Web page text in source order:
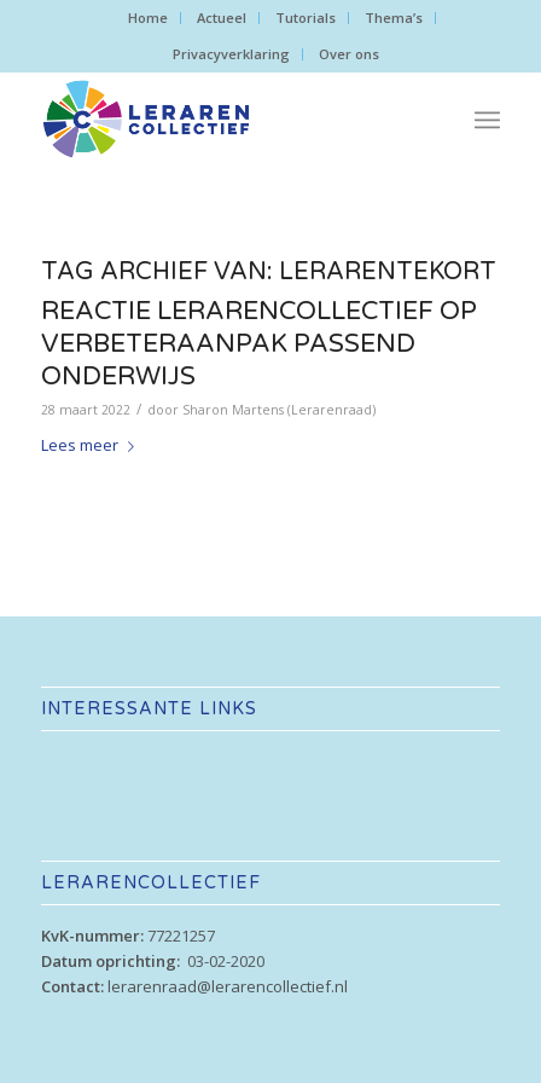
Home Actueel Tutorials
Thema’s
Privacyverklaring
Over ons
TAG ARCHIEF VAN: LERARENTEKORT
REACTIE LERARENCOLLECTIEF OP
VERBETERAANPAK PASSEND
ONDERWIJS
28 maart 2022 / door Sharon Martens (Lerarenraad)
Lees meer
INTERESSANTE LINKS
LERARENCOLLECTIEF
KvK-nummer:77221257
Datum oprichting: 03-02-2020
Contact: lerarenraad@lerarencollectief.nl